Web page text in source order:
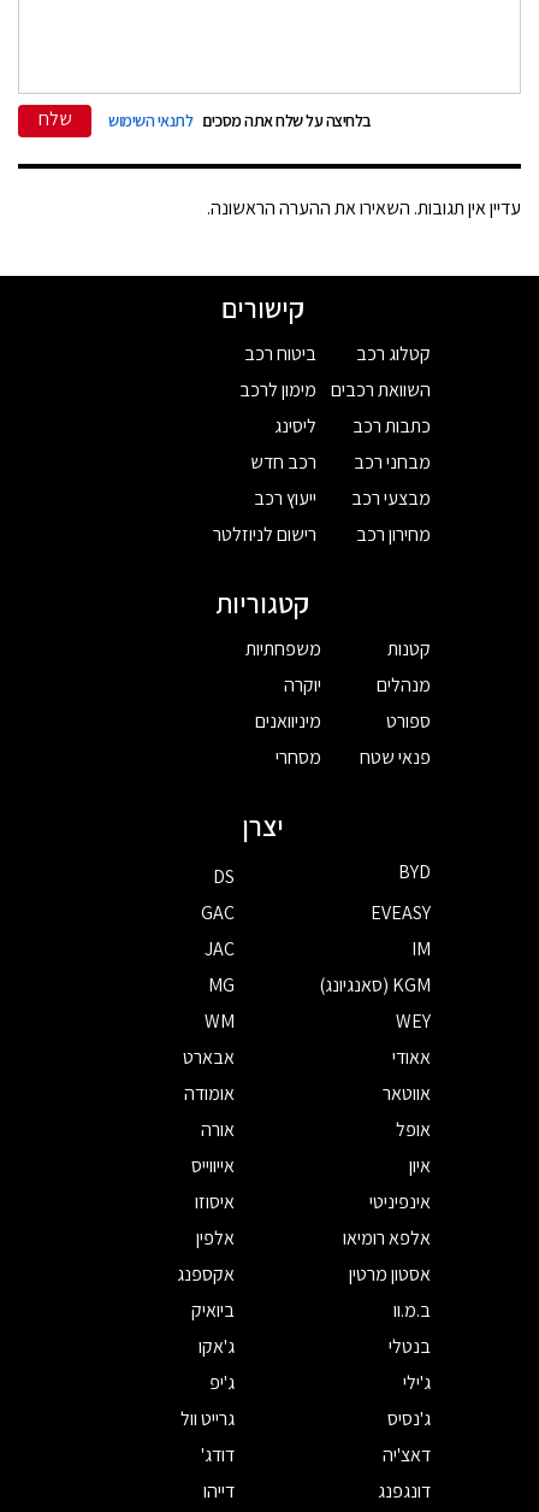
בלחיצה על שלח אתה מסכים לתנאי השימוש שלח
עדיין אין תגובות. השאירו את ההערה הראשונה.
קישורים
קטלוג רכב
השוואת רכבים
כתבות רכב
מבחני רכב
מבצעי רכב
מחירון רכב
ביטוח רכב
מימון לרכב
ליסינג
רכב חדש
ייעוץ רכב
רישום לניוזלטר
קטגוריות
קטנות
מנהלים
ספורט
פנאי שטח
משפחתיות
יוקרה
מיניוואנים
מסחרי
יצרן
BYD
DS
EVEASY
GAC
IM
JAC
KGM (סאנגיונג)
MG
WEY
WM
אאודי
אבארט
אווטאר
אומודה
אופל
אורה
איון
אייווייס
אינפיניטי
איסוזו
אלפא רומיאו
אלפין
אסטון מרטין
אקספנג
ב.מ.וו
ביואיק
בנטלי
ג'אקו
ג'ילי
ג'יפ
ג'נסיס
גרייט וול
דאצ'יה
דודג'
דונגפנג
דייהו